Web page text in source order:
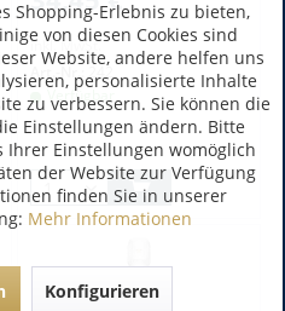
inkl. MwSt.
242
Verfügbar
Shopping-Erlebnis zu bieten,
von diesen Cookies sind
Website, andere helfen uns
personalisierte Inhalte
zu verbessern. Sie können die
Einstellungen ändern. Bitte
Ihrer Einstellungen womöglich
der Website zur Verfügung
finden Sie in unserer
Mehr Informationen
Konfigurieren